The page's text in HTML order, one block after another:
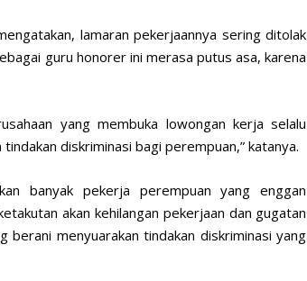
lamaran pekerjaannya sering ditolak
guru honorer ini merasa putus asa, karena
yang membuka lowongan kerja selalu
diskriminasi bagi perempuan,” katanya.
banyak pekerja perempuan yang enggan
akan kehilangan pekerjaan dan gugatan
menyuarakan tindakan diskriminasi yang